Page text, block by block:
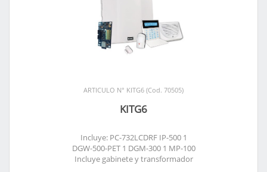
ARTICULO N° KITG6 (Cod. 70505)
KITG6
Incluye: PC-732LCDRF IP-500 1
DGW-500-PET 1 DGM-300 1 MP-100
Incluye gabinete y transformador